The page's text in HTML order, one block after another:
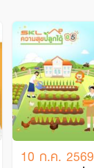
10 ก.ค. 2569